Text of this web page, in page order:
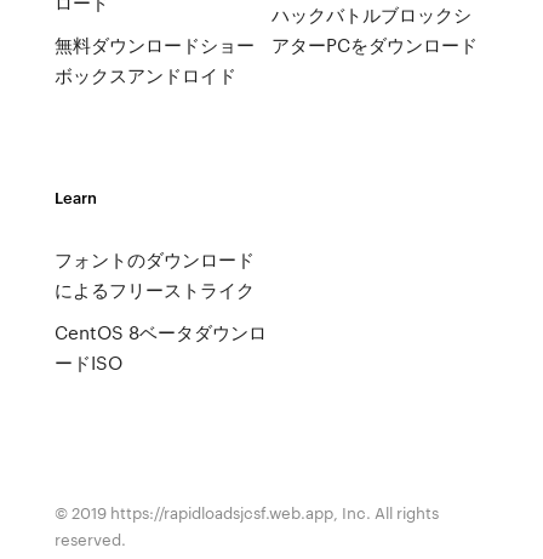
無料ダウンロードショー
ボックスアンドロイド
ハックバトルブロックシ
アターPCをダウンロード
Learn
フォントのダウンロード
によるフリーストライク
CentOS 8ベータダウンロ
ードISO
© 2019 https://rapidloadsjcsf.web.app, Inc. All rights
reserved.